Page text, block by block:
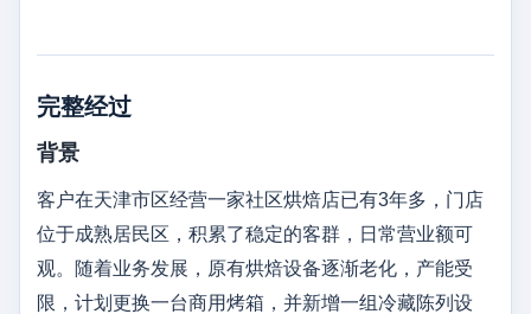
完整经过
背景
客户在天津市区经营一家社区烘焙店已有3年多，门店
位于成熟居民区，积累了稳定的客群，日常营业额可
观。随着业务发展，原有烘焙设备逐渐老化，产能受
限，计划更换一台商用烤箱，并新增一组冷藏陈列设